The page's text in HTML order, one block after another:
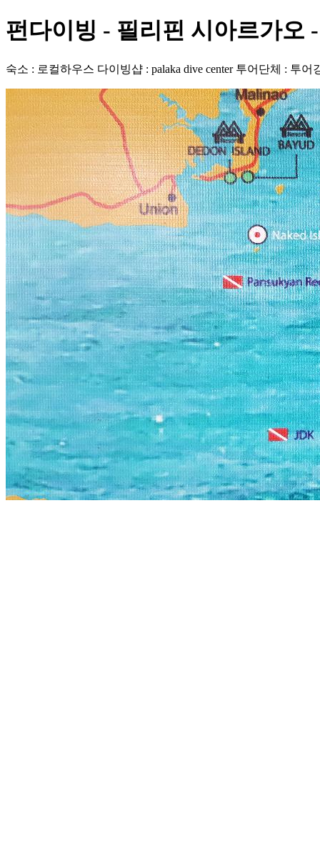
펀다이빙 - 필리핀 시아르가오
숙소 : 로컬하우스 다이빙샵 : palaka dive center 투어단체 : 투